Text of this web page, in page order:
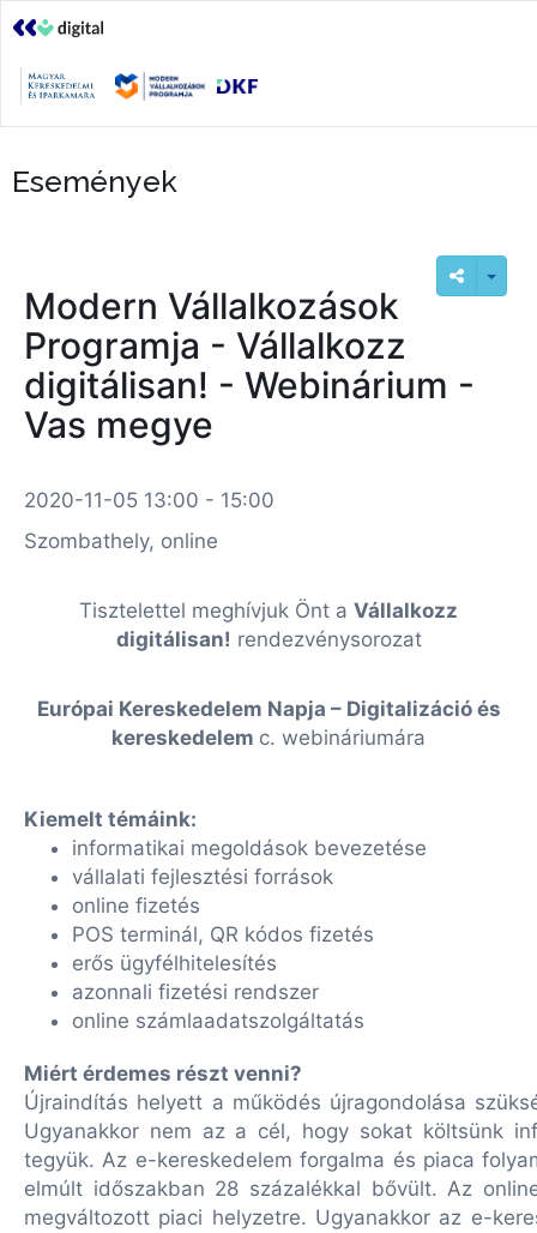
Események
Modern Vállalkozások
Programja - Vállalkozz
digitálisan! - Webinárium -
Vas megye
2020-11-05 13:00 - 15:00
Szombathely, online
Tisztelettel meghívjuk Önt a Vállalkozz
digitálisan! rendezvénysorozat
Európai Kereskedelem Napja – Digitalizáció és
kereskedelem c. webináriumára
Kiemelt témáink:
informatikai megoldások bevezetése
vállalati fejlesztési források
online fizetés
POS terminál, QR kódos fizetés
erős ügyfélhitelesítés
azonnali fizetési rendszer
online számlaadatszolgáltatás
Miért érdemes részt venni?
Újraindítás helyett a működés újragondolása
Ugyanakkor nem az a cél, hogy sokat költsünk
tegyük. Az e-kereskedelem forgalma és piaca
elmúlt időszakban 28 százalékkal bővült. Az
megváltozott piaci helyzetre. Ugyanakkor az e-